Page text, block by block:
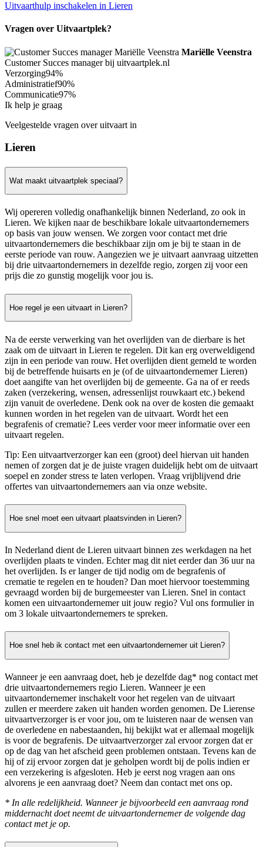
Uitvaarthulp inschakelen in Lieren
Vragen over Uitvaartplek?
Mariëlle Veenstra
Customer Succes manager bij uitvaartplek.nl
Verzorging94%
Administratief90%
Communicatie97%
Ik help je graag
Veelgestelde vragen over uitvaart in
Lieren
Wat maakt uitvaartplek speciaal?
Wij opereren volledig onafhankelijk binnen Nederland, zo ook in
Lieren. We kijken naar de beschikbare lokale uitvaartondernemers
op basis van jouw wensen. We zorgen voor contact met drie
uitvaartondernemers die beschikbaar zijn om je bij te staan in de
eerste periode van rouw. Aangezien we je uitvaart aanvraag uitzetten
bij drie uitvaartondernemers in dezelfde regio, zorgen zij voor een
prijs die zo gunstig mogelijk voor jou is.
Hoe regel je een uitvaart in Lieren?
Na de eerste verwerking van het overlijden van de dierbare is het
zaak om de uitvaart in Lieren te regelen. Dit kan erg overweldigend
zijn in een periode van rouw. Het overlijden dient gemeld te worden
bij de betreffende huisarts en je (of de uitvaartondernemer Lieren)
doet aangifte van het overlijden bij de gemeente. Ga na of er reeds
zaken (verzekering, wensen, adressenlijst rouwkaart etc.) bekend
zijn vanuit de overledene. Denk ook na over de kosten die gemaakt
kunnen worden in het regelen van de uitvaart. Wordt het een
begrafenis of crematie? Lees verder voor meer informatie over een
uitvaart regelen.
Tip: Een uitvaartverzorger kan een (groot) deel hiervan uit handen
nemen of zorgen dat je de juiste vragen duidelijk hebt om de uitvaart
soepel en zonder stress te laten verlopen. Vraag vrijblijvend drie
offertes van uitvaartondernemers aan via onze website.
Hoe snel moet een uitvaart plaatsvinden in Lieren?
In Nederland dient de Lieren uitvaart binnen zes werkdagen na het
overlijden plaats te vinden. Echter mag dit niet eerder dan 36 uur na
het overlijden. Is er langer de tijd nodig om de begrafenis of
crematie te regelen en te houden? Dan moet hiervoor toestemming
gevraagd worden bij de burgemeester van Lieren. Snel in contact
komen een uitvaartondernemer uit jouw regio? Vul ons formulier in
om 3 lokale uitvaartondernemers te spreken.
Hoe snel heb ik contact met een uitvaartondernemer uit Lieren?
Wanneer je een aanvraag doet, heb je dezelfde dag* nog contact met
drie uitvaartondernemers regio Lieren. Wanneer je een
uitvaartondernemer inschakelt voor het regelen van de uitvaart
zullen er meerdere zaken uit handen worden genomen. De Lierense
uitvaartverzorger is er voor jou, om te luisteren naar de wensen van
de overledene en nabestaanden, hij bekijkt wat er allemaal mogelijk
is voor de begrafenis. De uitvaartverzorger zal ervoor zorgen dat er
op de dag van het afscheid geen problemen ontstaan. Tevens kan de
hij of zij ervoor zorgen dat je geholpen wordt bij de polis indien er
een verzekering is afgesloten. Heb je eerst nog vragen aan ons
alvorens je een aanvraag doet? Neem dan contact met ons op.
* In alle redelijkheid. Wanneer je bijvoorbeeld een aanvraag rond
middernacht doet neemt de uitvaartondernemer de volgende dag
contact met je op.